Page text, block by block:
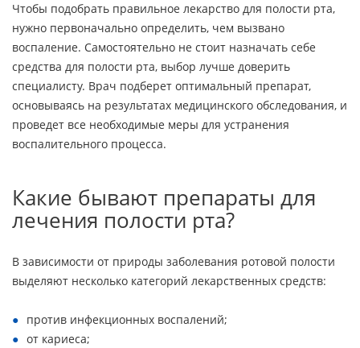
Чтобы подобрать правильное лекарство для полости рта,
нужно первоначально определить, чем вызвано
воспаление. Самостоятельно не стоит назначать себе
средства для полости рта, выбор лучше доверить
специалисту. Врач подберет оптимальный препарат,
основываясь на результатах медицинского обследования, и
проведет все необходимые меры для устранения
воспалительного процесса.
Какие бывают препараты для
лечения полости рта?
В зависимости от природы заболевания ротовой полости
выделяют несколько категорий лекарственных средств:
против инфекционных воспалений;
от кариеса;